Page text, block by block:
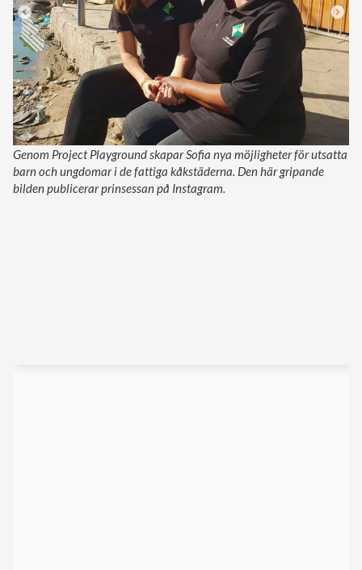
Genom Project Playground skapar Sofia nya möjligheter för utsatta
barn och ungdomar i de fattiga kåkstäderna. Den här gripande
bilden publicerar prinsessan på Instagram.